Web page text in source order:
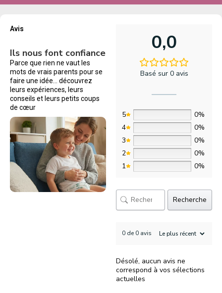
Avis
Ils nous font confiance
Parce que rien ne vaut les
mots de vrais parents pour se
faire une idée… découvrez
leurs expériences, leurs
conseils et leurs petits coups
de cœur
0,0
Basé sur 0 avis
5
0%
4
0%
3
0%
2
0%
1
0%
Recherche
0 de 0 avis
Désolé, aucun avis ne
correspond à vos sélections
actuelles